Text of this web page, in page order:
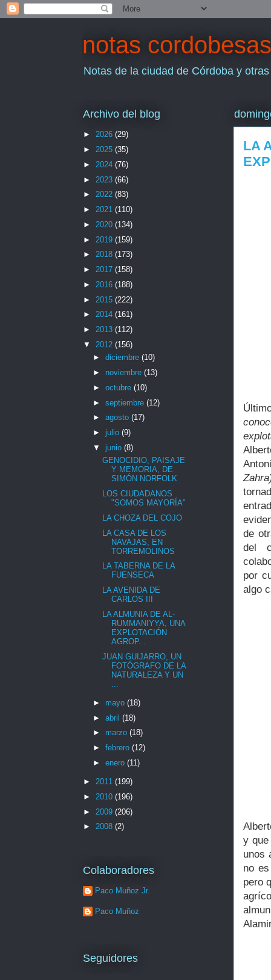
notas cordobesas
Notas de la ciudad de Córdoba y
LA
de
del
por
algo
y
unos
no
pero
Archivo del blog
► 2026 (29)
► 2025 (35)
► 2024 (76)
► 2023 (66)
► 2022 (83)
► 2021 (110)
► 2020 (134)
► 2019 (159)
► 2018 (173)
► 2017 (158)
► 2016 (188)
► 2015 (222)
► 2014 (161)
► 2013 (112)
▼ 2012 (156)
► diciembre (10)
► noviembre (13)
► octubre (10)
► septiembre (12)
► agosto (17)
► julio (9)
▼ junio (8)
GENOCIDIO, PAISAJE
Y MEMORIA, DE
SIMÓN NORFOLK
LOS CIUDADANOS
"SOMOS MAYORÍA"
LA CHOZA DEL COJO
LA CASA DE LOS
NAVAJAS, EN
TORREMOLINOS
LA TABERNA DE LA
FUENSECA
LA AVENIDA DE
CARLOS III
LA ALMUNIA DE AL-
RUMMANIYYA, UNA
EXPLOTACIÓN
AGROP...
JUAN GUIJARRO, UN
FOTÓGRAFO DE LA
NATURALEZA Y UN
► mayo (18)
► abril (18)
► marzo (18)
► febrero (12)
► enero (11)
► 2011 (199)
► 2010 (196)
► 2009 (206)
► 2008 (2)
Colaboradores
Paco Muñoz Jr.
Paco Muñoz
Seguidores